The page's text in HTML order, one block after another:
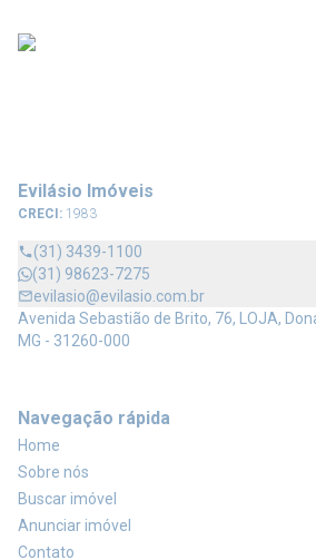
Evilásio Imóveis
CRECI: 1983
(31) 3439-1100
(31) 98623-7275
evilasio@evilasio.com.br
Avenida Sebastião de Brito, 76, LOJA,
MG - 31260-000
Navegação rápida
Home
Sobre nós
Buscar imóvel
Anunciar imóvel
Contato